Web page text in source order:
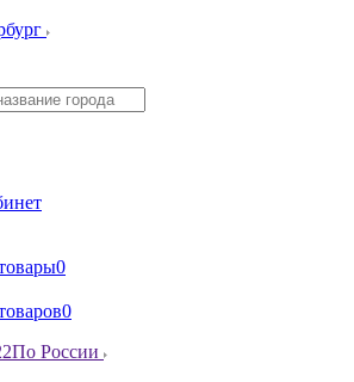
0
0
По России